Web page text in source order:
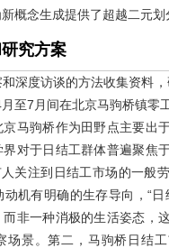
概念生成提供了超越二元划
究方案
深度访谈的方法收集资料
至7月间在北京马驹桥镇零
马驹桥作为田野点主要出
对于日结工群体普遍聚焦
人关注到日结工市场的一般
机有明确的生存导向，“日
非一种消极的生活姿态，
场景。第二，马驹桥日结